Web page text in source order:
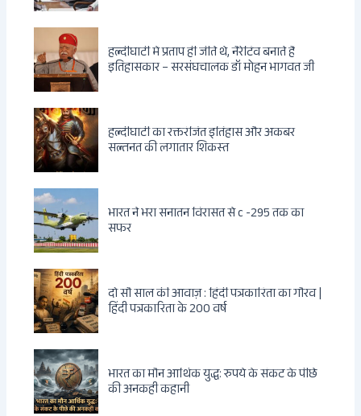
हल्दीघाटी में प्रताप ही जीते थे, नैरेटिव बनाते हैं
इतिहासकार – सरसंघचालक डॉ मोहन भागवत जी
हल्दीघाटी का रक्तरंजित इतिहास और अकबर
सल्तनत की लगातार शिकस्त
भारत ने भरा सनातन विरासत से c -295 तक का
सफर
दो सौ साल की आवाज़ : हिंदी पत्रकारिता का गौरव |
हिंदी पत्रकारिता के 200 वर्ष
भारत का मौन आर्थिक युद्ध: रुपये के संकट के पीछे
की अनकही कहानी